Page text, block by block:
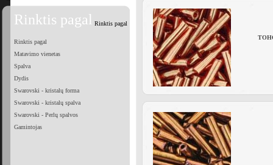
Rinktis pagal Rinktis pagal
Rinktis pagal
Matavimo vienetas
Spalva
Dydis
Swarovski - kristalų forma
Swarovski - kristalų spalva
Swarovski - Perlų spalvos
Gamintojas